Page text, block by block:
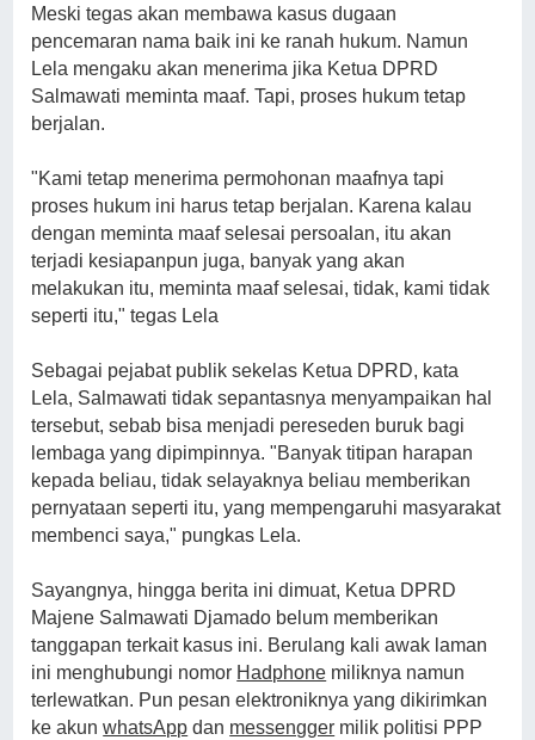
Meski tegas akan membawa kasus dugaan
pencemaran nama baik ini ke ranah hukum. Namun
Lela mengaku akan menerima jika Ketua DPRD
Salmawati meminta maaf. Tapi, proses hukum tetap
berjalan.
"Kami tetap menerima permohonan maafnya tapi
proses hukum ini harus tetap berjalan. Karena kalau
dengan meminta maaf selesai persoalan, itu akan
terjadi kesiapanpun juga, banyak yang akan
melakukan itu, meminta maaf selesai, tidak, kami tidak
seperti itu," tegas Lela
Sebagai pejabat publik sekelas Ketua DPRD, kata
Lela, Salmawati tidak sepantasnya menyampaikan hal
tersebut, sebab bisa menjadi pereseden buruk bagi
lembaga yang dipimpinnya. "Banyak titipan harapan
kepada beliau, tidak selayaknya beliau memberikan
pernyataan seperti itu, yang mempengaruhi masyarakat
membenci saya," pungkas Lela.
Sayangnya, hingga berita ini dimuat, Ketua DPRD
Majene Salmawati Djamado belum memberikan
tanggapan terkait kasus ini. Berulang kali awak laman
ini menghubungi nomor Hadphone miliknya namun
terlewatkan. Pun pesan elektroniknya yang dikirimkan
ke akunwhatsApp dan messengger milik politisi PPP